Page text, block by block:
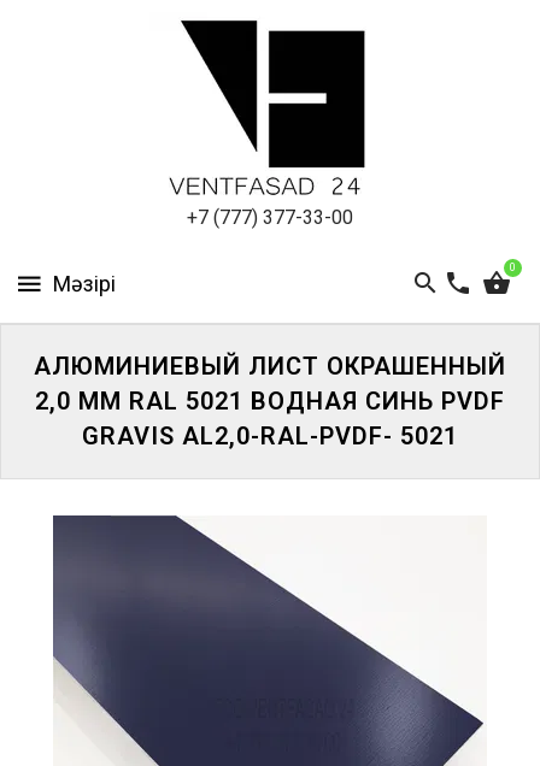
+7 (777) 377-33-00
0
ПАНЕЛИ
АЛЮМИНИЕВЫЙ ЛИСТ ОКРАШЕННЫЙ
2,0 ММ RAL 5021 ВОДНАЯ СИНЬ PVDF
GRAVIS AL2,0-RAL-PVDF- 5021